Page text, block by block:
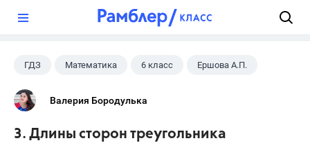
ГДЗ Математика 6 класс Ершова А.П.
Валерия Бородулька
3. Длины сторон треугольника